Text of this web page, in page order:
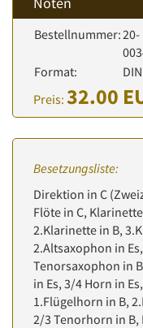
Bestellnummer:20-
Format:
Preis: 32.00
Besetzungsliste:
Direktion in C
Flöte in C,
2.Klarinette in B,
2.Altsaxophon in
Tenorsaxophon in
in Es, 3/4 Horn in
1.Flügelhorn in B,
2/3 Tenorhorn in B,